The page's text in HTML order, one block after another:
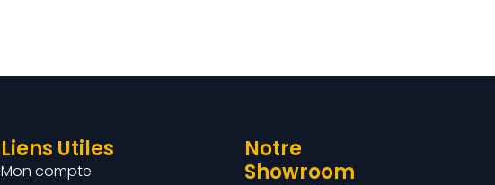
Liens Utiles
Mon compte
Notre
Showroom